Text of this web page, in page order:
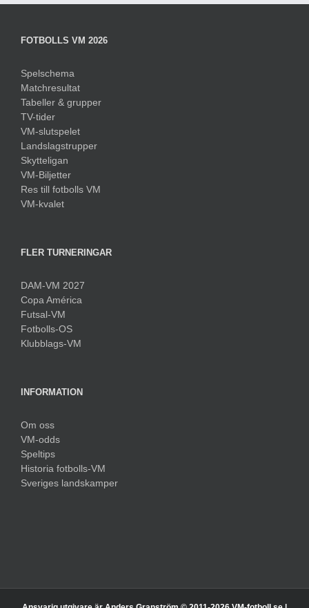
FOTBOLLS VM 2026
Spelschema
Matchresultat
Tabeller & grupper
TV-tider
VM-slutspelet
Landslagstrupper
Skytteligan
VM-Biljetter
Res till fotbolls VM
VM-kvalet
FLER TURNERINGAR
DAM-VM 2027
Copa América
Futsal-VM
Fotbolls-OS
Klubblags-VM
INFORMATION
Om oss
VM-odds
Speltips
Historia fotbolls-VM
Sveriges landskamper